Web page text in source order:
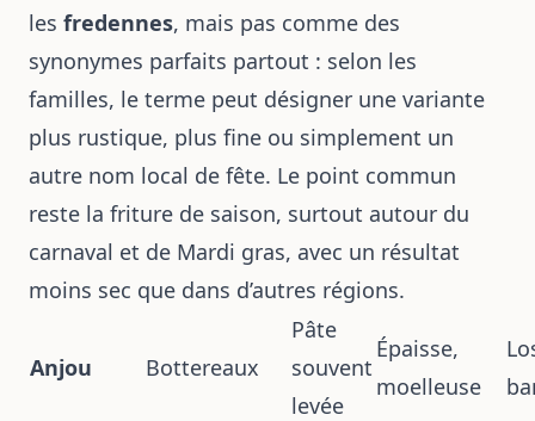
les fredennes, mais pas comme des
synonymes parfaits partout : selon les
familles, le terme peut désigner une variante
plus rustique, plus fine ou simplement un
autre nom local de fête. Le point commun
reste la friture de saison, surtout autour du
carnaval et de Mardi gras, avec un résultat
moins sec que dans d’autres régions.
Anjou Bottereaux
Pâte
souvent
levée
Épaisse,
moelleuse